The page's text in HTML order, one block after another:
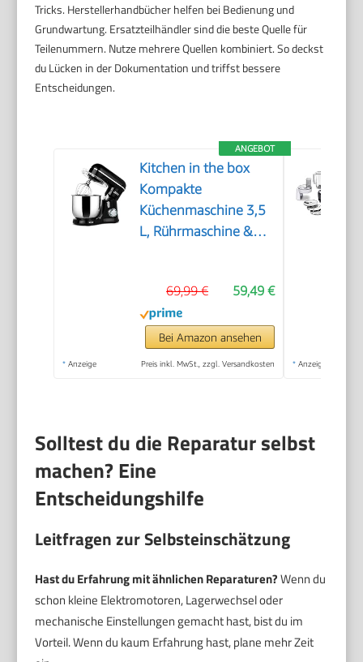
Tricks. Herstellerhandbücher helfen bei Bedienung und
Grundwartung. Ersatzteilhändler sind die beste Quelle für
Teilenummern. Nutze mehrere Quellen kombiniert. So deckst
du Lücken in der Dokumentation und triffst bessere
Entscheidungen.
ANGEBOT
Kitchen in the box
Kompakte
Küchenmaschine 3,5
L, Rührmaschine &
Leichte Teigmaschine
mit Knethaken,
Rührhaken &
Schneebesen, ideal
59,49 €
69,99 €
Bei Amazon ansehen
* Anzeige Preis inkl. MwSt., zzgl. Versandkosten * Anzeige
Solltest du die Reparatur selbst
machen? Eine
Entscheidungshilfe
Leitfragen zur Selbsteinschätzung
Hast du Erfahrung mit ähnlichen Reparaturen?Wenn du
schon kleine Elektromotoren, Lagerwechsel oder
mechanische Einstellungen gemacht hast, bist du im
Vorteil. Wenn du kaum Erfahrung hast, plane mehr Zeit